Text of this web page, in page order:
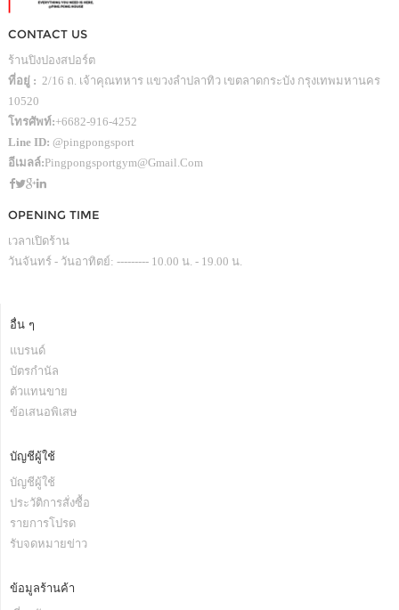
CONTACT US
ร้านปิงปองสปอร์ต
ที่อยู่ : 2/16 ถ. เจ้าคุณทหาร แขวงลำปลาทิว เขตลาดกระบัง กรุงเทพมหานคร
10520
โทรศัพท์:+6682-916-4252
Line ID: @pingpongsport
อีเมลล์:Pingpongsportgym@gmail.com
OPENING TIME
เวลาเปิดร้าน
วันจันทร์ - วันอาทิตย์: --------- 10.00 น. - 19.00 น.
อื่น ๆ
แบรนด์
บัตรกำนัล
ตัวแทนขาย
ข้อเสนอพิเสษ
บัญชีผู้ใช้
บัญชีผู้ใช้
ประวัติการสั่งซื้อ
รายการโปรด
รับจดหมายข่าว
ข้อมูลร้านค้า